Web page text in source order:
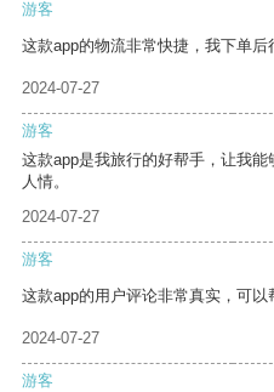
游客
这款app的物流非常快捷，我下单后
2024-07-27
游客
这款app是我旅行的好帮手，让我
人情。
2024-07-27
游客
这款app的用户评论非常真实，可以
2024-07-27
游客